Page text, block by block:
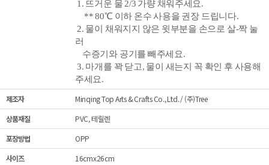
1. 뜨거운 물 2/3 가량 채워주세요.
** 80℃ 이하 온수 사용을 권장 드립니다.
2. 물이 채워지지 않은 윗부분을 손으로 살-짝 눌
러
수증기와 공기를 빼주세요.
3. 마개를 꽉 닫고, 물이 새는지 꼭 확인 후 사용해
주세요.
제조자
Minqing Top Arts & Crafts Co., Ltd. / (주)Tree
상품재질
PVC, 테릴렌
포장방법
OPP
사이즈
16cmx26cm